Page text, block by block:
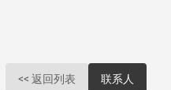
<< 返回列表 联系人